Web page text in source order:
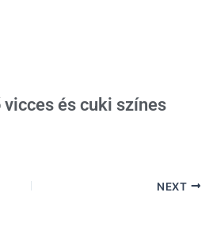
és cuki színes
NEXT